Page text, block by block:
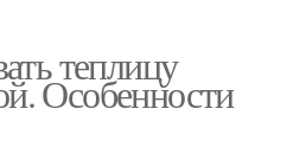
теплицу
Особенности